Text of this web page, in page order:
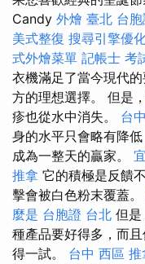
Candy 外燴 臺北 台
美式整復 搜尋引擎優
式外燴菜單 記帳士 考
衣機滿足了當今現代
方的理想選擇。 但是
疹也從水中消失。 台
身的水平只會略有降
成為一整天的贏家。
推拿 它的積極是反饋
擊會被白色粉末覆蓋。
麼是 台胞證 台北 但是
種產品要好得多，而
得一試。 台中 西區 推